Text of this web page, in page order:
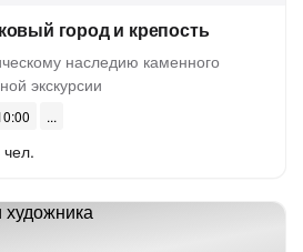
город и крепость
наследию каменного
экскурсии